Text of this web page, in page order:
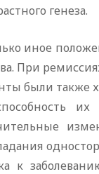
генеза.
иное
При
были также
к